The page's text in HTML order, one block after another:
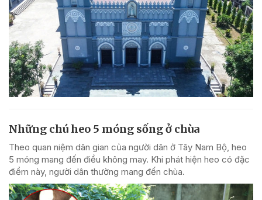
Những chú heo 5 móng sống ở chùa
Theo quan niệm dân gian của người dân ở Tây Nam Bộ, heo
5 móng mang đến điều không may. Khi phát hiện heo có đặc
điểm này, người dân thường mang đến chùa.